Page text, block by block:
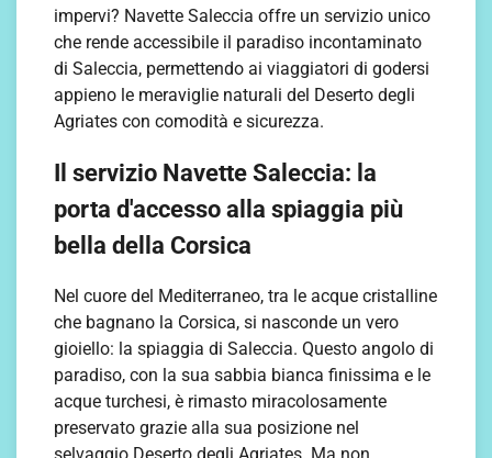
impervi? Navette Saleccia offre un servizio unico
che rende accessibile il paradiso incontaminato
di Saleccia, permettendo ai viaggiatori di godersi
appieno le meraviglie naturali del Deserto degli
Agriates con comodità e sicurezza.
Il servizio Navette Saleccia: la
porta d'accesso alla spiaggia più
bella della Corsica
Nel cuore del Mediterraneo, tra le acque cristalline
che bagnano la Corsica, si nasconde un vero
gioiello: la spiaggia di Saleccia. Questo angolo di
paradiso, con la sua sabbia bianca finissima e le
acque turchesi, è rimasto miracolosamente
preservato grazie alla sua posizione nel